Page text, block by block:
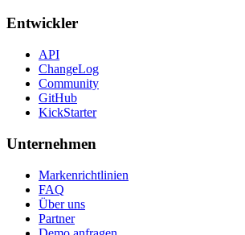
Entwickler
API
ChangeLog
Community
GitHub
KickStarter
Unternehmen
Markenrichtlinien
FAQ
Über uns
Partner